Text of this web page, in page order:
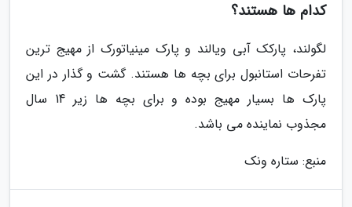
کدام ها هستند؟
لگولند، پارکک آبی ویالند و پارک مینیاتورک از مهیج ترین
تفرحات استانبول برای بچه ها هستند. گشت و گذار در این
پارک ها بسیار مهیج بوده و برای بچه ها زیر 14 سال
مجذوب نماینده می باشد.
منبع: ستاره ونک